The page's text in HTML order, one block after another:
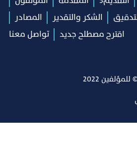
الشكر والتقدير
المصادر
اقترح مصطلح جديد
تواصل معنا
2022